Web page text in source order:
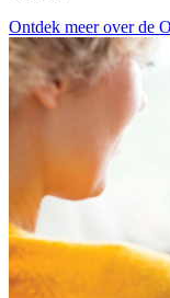
Ontdek meer over de